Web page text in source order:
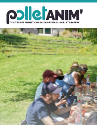
Pollet Anim'